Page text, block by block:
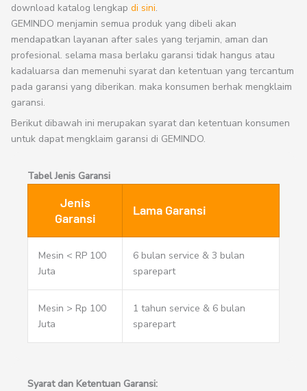
download katalog lengkap di sini.
GEMINDO menjamin semua produk yang dibeli akan
mendapatkan layanan after sales yang terjamin, aman dan
profesional. selama masa berlaku garansi tidak hangus atau
kadaluarsa dan memenuhi syarat dan ketentuan yang tercantum
pada garansi yang diberikan. maka konsumen berhak mengklaim
garansi.
Berikut dibawah ini merupakan syarat dan ketentuan konsumen
untuk dapat mengklaim garansi di GEMINDO.
Tabel Jenis Garansi
Jenis
Garansi
Lama Garansi
Mesin < RP 100
Juta
6 bulan service & 3 bulan
sparepart
Mesin > Rp 100
Juta
1 tahun service & 6 bulan
sparepart
Syarat dan Ketentuan Garansi: